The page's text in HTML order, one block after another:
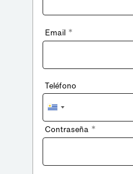
Email *
Teléfono
Uruguay
+598
Contraseña *